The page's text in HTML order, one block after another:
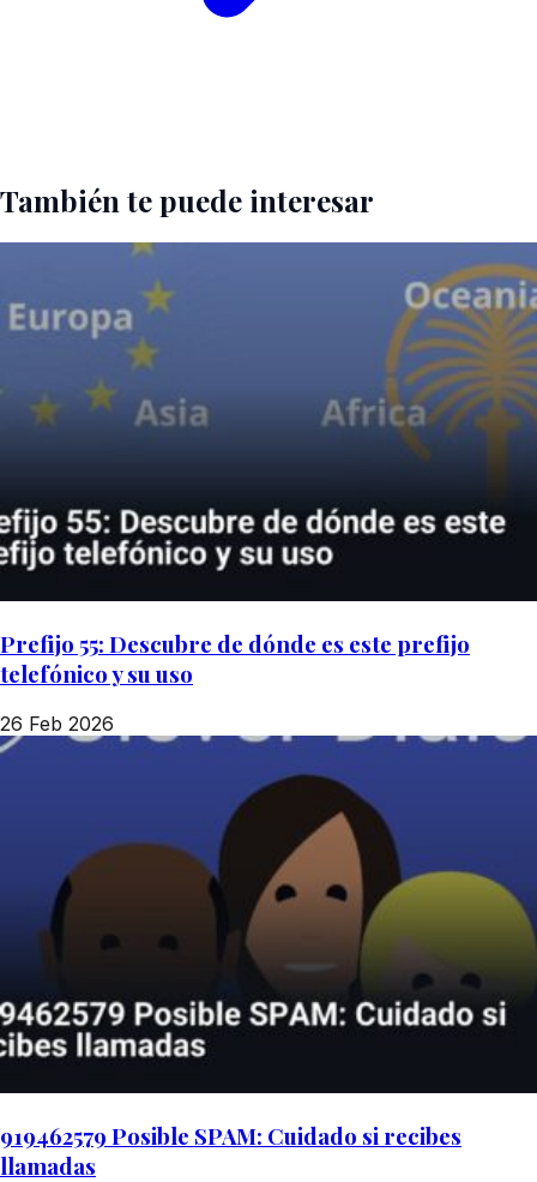
También te puede interesar
Prefijo 55: Descubre de dónde es este prefijo
telefónico y su uso
26 Feb 2026
919462579 Posible SPAM: Cuidado si recibes
llamadas